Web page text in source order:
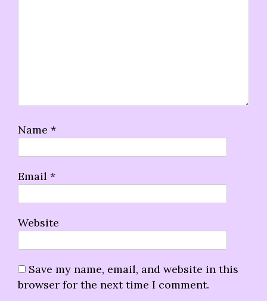
Name *
Email *
Website
Save my name, email, and website in this
browser for the next time I comment.